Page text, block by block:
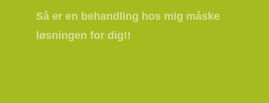
Så er en behandling hos mig måske
løsningen for dig!!